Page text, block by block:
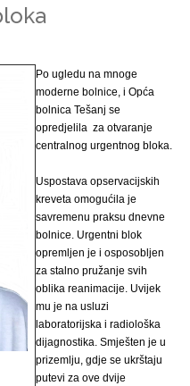
Po ugledu na mnoge
moderne bolnice, i Opća
bolnica Tešanj se
opredjelila za otvaranje
centralnog urgentnog bloka.
Uspostava opservacijskih
kreveta omogućila je
savremenu praksu dnevne
bolnice. Urgentni blok
opremljen je i osposobljen
za stalno pružanje svih
oblika reanimacije. Uvijek
mu je na usluzi
laboratorijska i radiološka
dijagnostika. Smješten je u
prizemlju, gdje se ukrštaju
putevi za ove dvije